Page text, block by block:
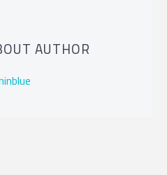
AUTHOR